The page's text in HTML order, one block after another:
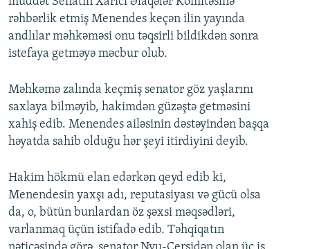
rəhbərlik etmiş Menendes keçən ilin yayında
andlılar məhkəməsi onu təqsirli bildikdən sonra
istefaya getməyə məcbur olub.
Məhkəmə zalında keçmiş senator göz yaşlarını
saxlaya bilməyib, hakimdən güzəştə getməsini
xahiş edib. Menendes ailəsinin dəstəyindən başqa
həyatda sahib olduğu hər şeyi itirdiyini deyib.
Hakim hökmü elan edərkən qeyd edib ki,
Menendesin yaxşı adı, reputasiyası və gücü olsa
da, o, bütün bunlardan öz şəxsi məqsədləri,
varlanmaq üçün istifadə edib. Təhqiqatın